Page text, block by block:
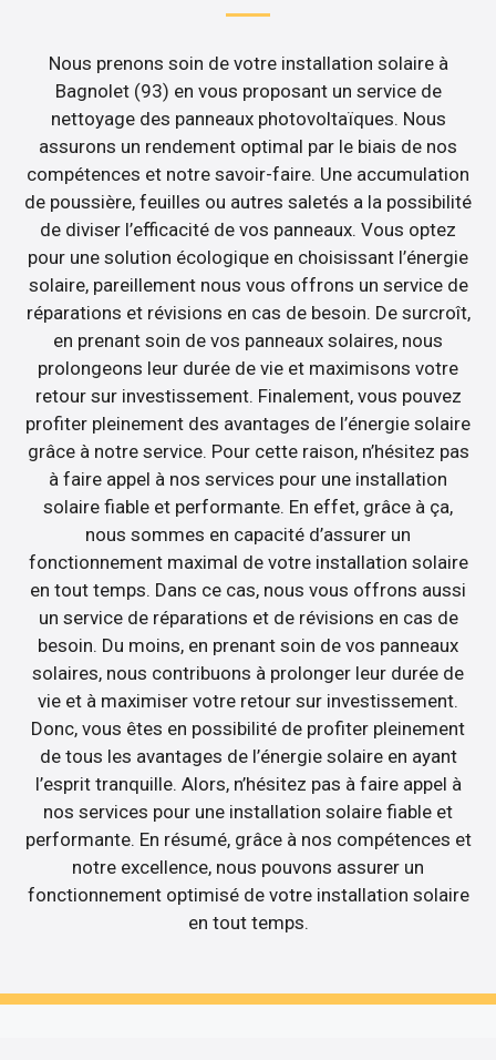
Nous prenons soin de votre installation solaire à
Bagnolet (93) en vous proposant un service de
nettoyage des panneaux photovoltaïques. Nous
assurons un rendement optimal par le biais de nos
compétences et notre savoir-faire. Une accumulation
de poussière, feuilles ou autres saletés a la possibilité
de diviser l’efficacité de vos panneaux. Vous optez
pour une solution écologique en choisissant l’énergie
solaire, pareillement nous vous offrons un service de
réparations et révisions en cas de besoin. De surcroît,
en prenant soin de vos panneaux solaires, nous
prolongeons leur durée de vie et maximisons votre
retour sur investissement. Finalement, vous pouvez
profiter pleinement des avantages de l’énergie solaire
grâce à notre service. Pour cette raison, n’hésitez pas
à faire appel à nos services pour une installation
solaire fiable et performante. En effet, grâce à ça,
nous sommes en capacité d’assurer un
fonctionnement maximal de votre installation solaire
en tout temps. Dans ce cas, nous vous offrons aussi
un service de réparations et de révisions en cas de
besoin. Du moins, en prenant soin de vos panneaux
solaires, nous contribuons à prolonger leur durée de
vie et à maximiser votre retour sur investissement.
Donc, vous êtes en possibilité de profiter pleinement
de tous les avantages de l’énergie solaire en ayant
l’esprit tranquille. Alors, n’hésitez pas à faire appel à
nos services pour une installation solaire fiable et
performante. En résumé, grâce à nos compétences et
notre excellence, nous pouvons assurer un
fonctionnement optimisé de votre installation solaire
en tout temps.